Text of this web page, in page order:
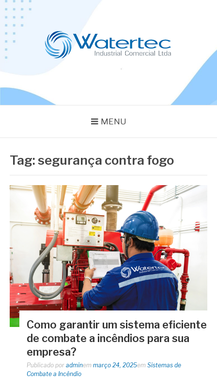
Pular
para
conteúdo
MENU
Tag:segurança contra fogo
Como garantir um sistema eficiente
de combate a incêndios para sua
empresa?
Publicado por adminem março 24, 2025em Sistemas de
Combate a Incêndio